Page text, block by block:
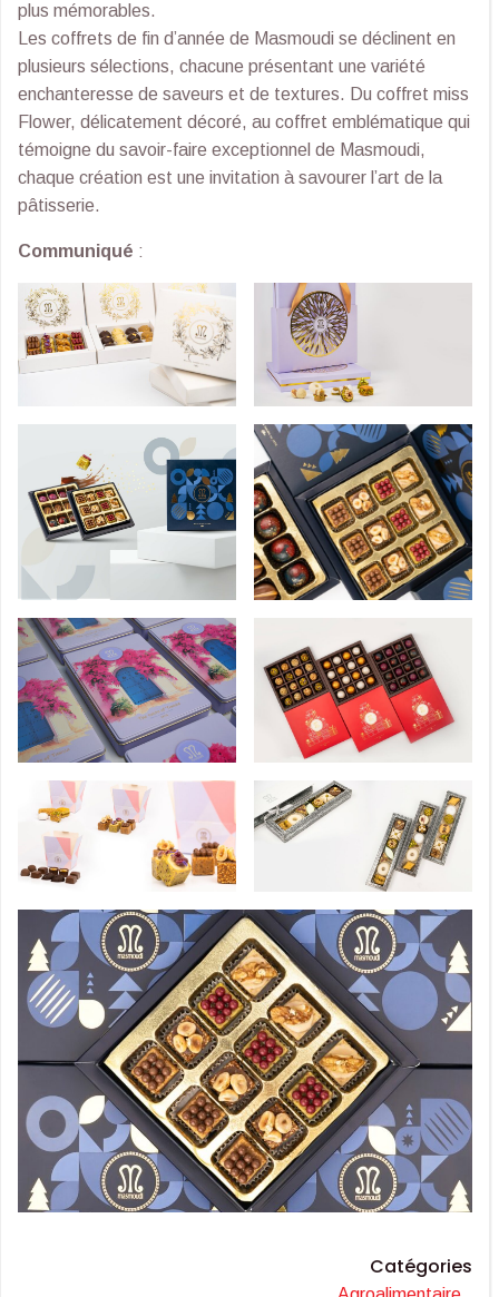
plus mémorables.
Les coffrets de fin d’année de Masmoudi se déclinent en
plusieurs sélections, chacune présentant une variété
enchanteresse de saveurs et de textures. Du coffret miss
Flower, délicatement décoré, au coffret emblématique qui
témoigne du savoir-faire exceptionnel de Masmoudi,
chaque création est une invitation à savourer l’art de la
pâtisserie.
Communiqué :
Catégories